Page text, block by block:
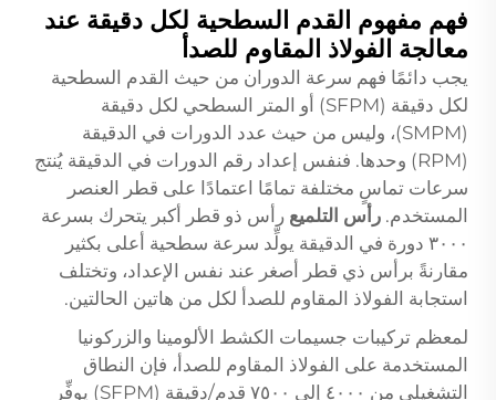
فهم مفهوم القدم السطحية لكل دقيقة عند
معالجة الفولاذ المقاوم للصدأ
يجب دائمًا فهم سرعة الدوران من حيث القدم السطحية
لكل دقيقة (SFPM) أو المتر السطحي لكل دقيقة
(SMPM)، وليس من حيث عدد الدورات في الدقيقة
(RPM) وحدها. فنفس إعداد رقم الدورات في الدقيقة يُنتج
سرعات تماسٍ مختلفة تمامًا اعتمادًا على قطر العنصر
المستخدم. رأس التلميع رأس ذو قطر أكبر يتحرك بسرعة
٣٠٠٠ دورة في الدقيقة يولِّد سرعة سطحية أعلى بكثير
مقارنةً برأس ذي قطر أصغر عند نفس الإعداد، وتختلف
استجابة الفولاذ المقاوم للصدأ لكل من هاتين الحالتين.
لمعظم تركيبات جسيمات الكشط الألومينا والزركونيا
المستخدمة على الفولاذ المقاوم للصدأ، فإن النطاق
التشغيلي من ٤٠٠٠ إلى ٧٥٠٠ قدم/دقيقة (SFPM) يوفِّر